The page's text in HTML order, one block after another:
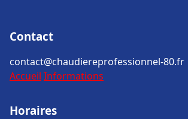
Contact
contact@chaudiereprofessionnel-80.fr
Accueil Informations
Horaires